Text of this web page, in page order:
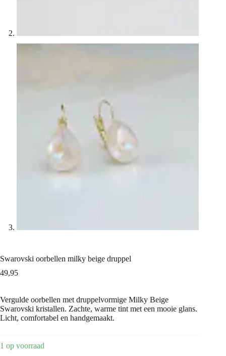
Swarovski oorbellen milky beige druppel
49,95
Vergulde oorbellen met druppelvormige Milky Beige
Swarovski kristallen. Zachte, warme tint met een mooie glans.
Licht, comfortabel en handgemaakt.
1 op voorraad